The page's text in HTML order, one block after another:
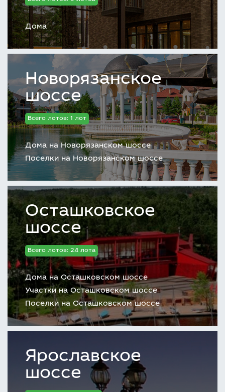
Дома
Новорязанское
шоссе
Всего лотов: 1 лот
Дома на Новорязанском шоссе
Поселки на Новорязанском шоссе
Осташковское
шоссе
Всего лотов: 24 лота
Дома на Осташковском шоссе
Участки на Осташковском шоссе
Поселки на Осташковском шоссе
Ярославское
шоссе